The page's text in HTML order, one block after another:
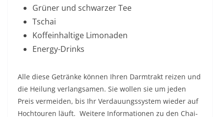
Grüner und schwarzer Tee
Tschai
Koffeinhaltige Limonaden
Energy-Drinks
Alle diese Getränke können Ihren Darmtrakt reizen und
die Heilung verlangsamen. Sie wollen sie um jeden
Preis vermeiden, bis Ihr Verdauungssystem wieder auf
Hochtouren läuft. Weitere Informationen zu den Chai-